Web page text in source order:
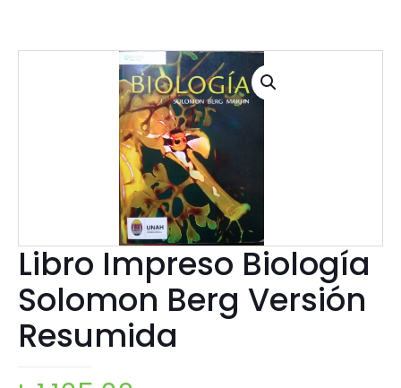
Libro Impreso Biología
Solomon Berg Versión
Resumida